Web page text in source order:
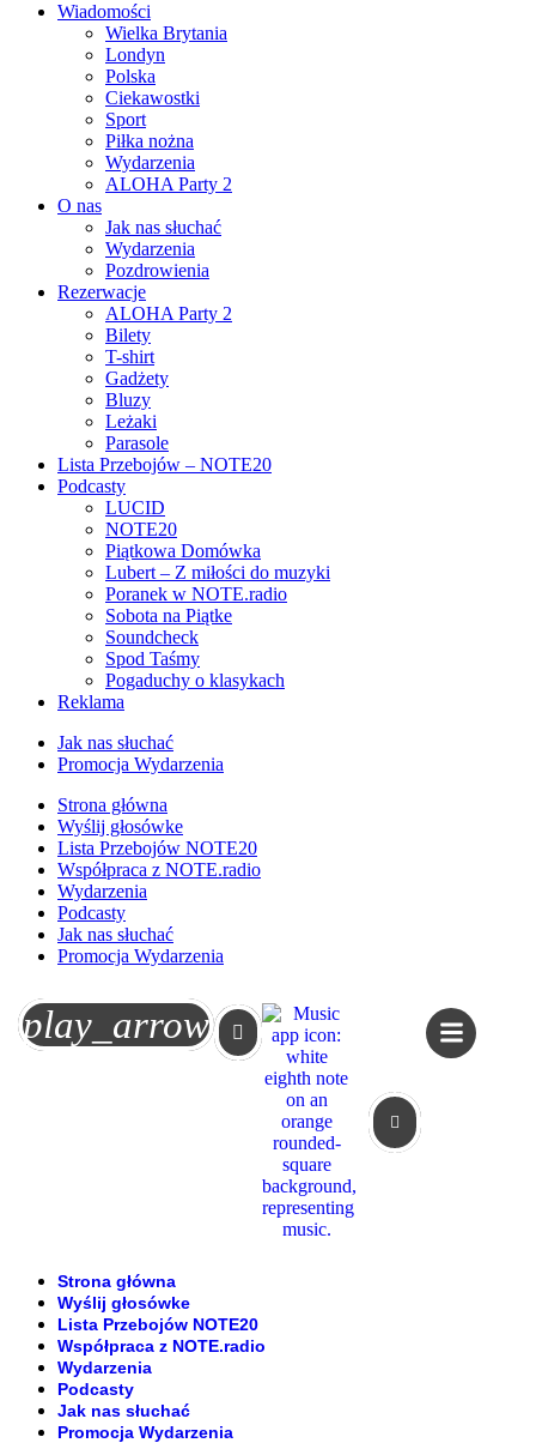
Wiadomości
Wielka Brytania
Londyn
Polska
Ciekawostki
Sport
Piłka nożna
Wydarzenia
ALOHA Party 2
O nas
Jak nas słuchać
Wydarzenia
Pozdrowienia
Rezerwacje
ALOHA Party 2
Bilety
T-shirt
Gadżety
Bluzy
Leżaki
Parasole
Lista Przebojów – NOTE20
Podcasty
LUCID
NOTE20
Piątkowa Domówka
Lubert – Z miłości do muzyki
Poranek w NOTE.radio
Sobota na Piątke
Soundcheck
Spod Taśmy
Pogaduchy o klasykach
Reklama
Jak nas słuchać
Promocja Wydarzenia
Strona główna
Wyślij głosówke
Lista Przebojów NOTE20
Współpraca z NOTE.radio
Wydarzenia
Podcasty
Jak nas słuchać
Promocja Wydarzenia
play_arrow
Strona główna
Wyślij głosówke
Lista Przebojów NOTE20
Współpraca z NOTE.radio
Wydarzenia
Podcasty
Jak nas słuchać
Promocja Wydarzenia